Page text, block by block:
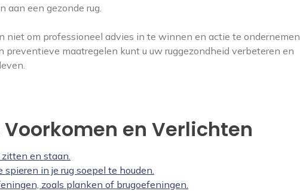
aan een gezonde rug.
niet om professioneel advies in te winnen en actie te ondernemen
preventieve maatregelen kunt u uw ruggezondheid verbeteren en
en Verlichten
en staan.
in je rug soepel te houden.
zoals planken of brugoefeningen.